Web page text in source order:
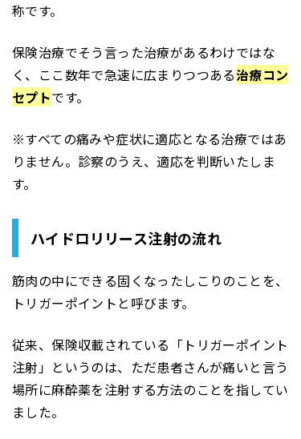
称です。
保険治療でそう言った治療があるわけではな
く、ここ数年で急速に広まりつつある治療コン
セプトです。
※すべての痛みや症状に適応となる治療ではあ
りません。診察のうえ、適応を判断いたしま
す。
ハイドロリリース注射の流れ
筋肉の中にできる固くなったしこりのことを、
トリガーポイントと呼びます。
従来、保険収載されている「トリガーポイント
注射」というのは、ただ患者さんが痛いと言う
場所に麻酔薬を注射する方法のことを指してい
ました。